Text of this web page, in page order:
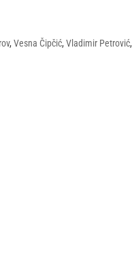
, Vesna Čipčić, Vladimir Petrović,